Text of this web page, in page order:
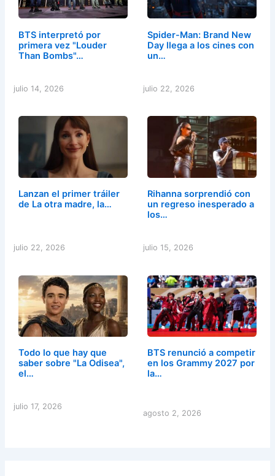
BTS interpretó por
primera vez "Louder
Than Bombs"…
julio 14, 2026
Spider-Man: Brand New
Day llega a los cines con
un…
julio 22, 2026
Lanzan el primer tráiler
de La otra madre, la…
julio 22, 2026
Rihanna sorprendió con
un regreso inesperado a
los…
julio 15, 2026
Todo lo que hay que
saber sobre "La Odisea",
el…
julio 17, 2026
BTS renunció a competir
en los Grammy 2027 por
la…
agosto 2, 2026